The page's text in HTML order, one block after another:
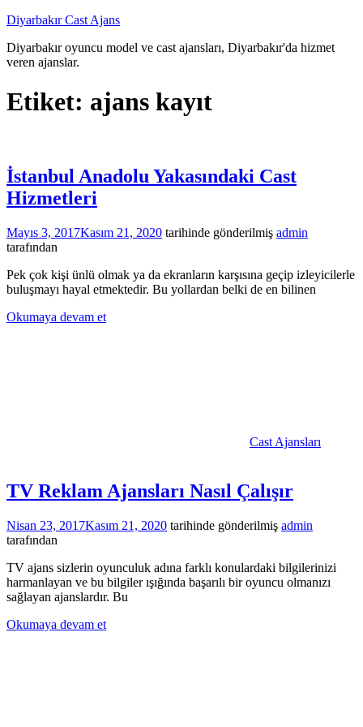
İçeriğe
Diyarbakır Cast Ajans
Diyarbakır oyuncu model ve cast ajansları, Diyarbakır'da hizmet
veren ajanslar.
Etiket: ajans kayıt
İstanbul Anadolu Yakasındaki Cast
Hizmetleri
Mayıs 3, 2017Kasım 21, 2020 tarihinde gönderilmiş admin
tarafından
Pek çok kişi ünlü olmak ya da ekranların karşısına geçip izleyicilerle
buluşmayı hayal etmektedir. Bu yollardan belki de en bilinen
Okumaya devam et
Cast Ajansları
TV Reklam Ajansları Nasıl Çalışır
Nisan 23, 2017Kasım 21, 2020 tarihinde gönderilmiş admin
tarafından
TV ajans sizlerin oyunculuk adına farklı konulardaki bilgilerinizi
harmanlayan ve bu bilgiler ışığında başarılı bir oyuncu olmanızı
sağlayan ajanslardır. Bu
Okumaya devam et